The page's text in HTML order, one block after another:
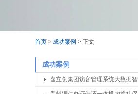
首页 > 成功案例 > 正文
成功案例
嘉立创集团访客管理系统大数据智